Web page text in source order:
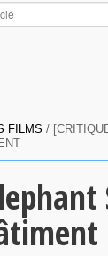
FILMS /